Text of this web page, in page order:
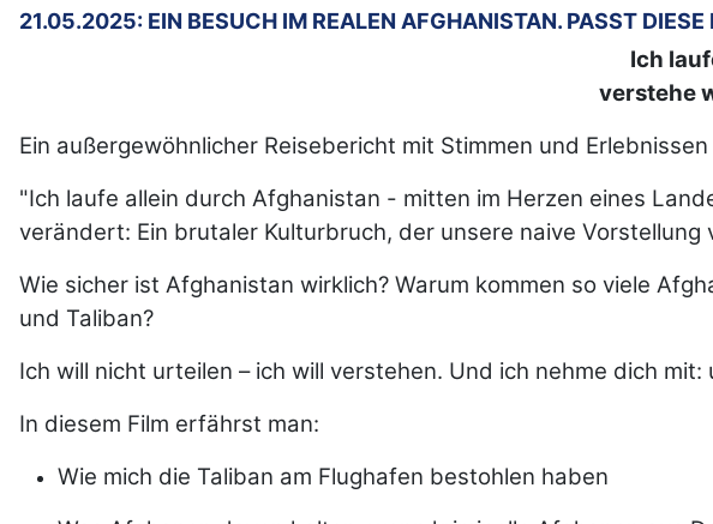
21.05.2025: EIN BESUCH IM REALEN AFGHANISTAN. PASST
Ich
verstehe
Ein außergewöhnlicher Reisebericht mit Stimmen und
"Ich laufe allein durch Afghanistan - mitten im Herzen eines
verändert: Ein brutaler Kulturbruch, der unsere naive
Wie sicher ist Afghanistan wirklich? Warum kommen so viele
und Taliban?
Ich will nicht urteilen – ich will verstehen. Und ich nehme dich
In diesem Film erfährst man:
Wie mich die Taliban am Flughafen bestohlen haben